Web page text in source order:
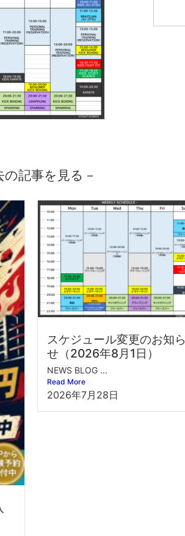
の記事を見る－
スケジュール変更のお知ら
せ（2026年8月1日）
NEWS BLOG ...
Read More
2026年7月28日